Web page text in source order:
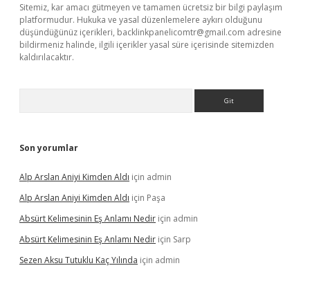
Sitemiz, kar amacı gütmeyen ve tamamen ücretsiz bir bilgi paylaşım
platformudur. Hukuka ve yasal düzenlemelere aykırı olduğunu
düşündüğünüz içerikleri, backlinkpanelicomtr@gmail.com adresine
bildirmeniz halinde, ilgili içerikler yasal süre içerisinde sitemizden
kaldırılacaktır.
Son yorumlar
Alp Arslan Aniyi Kimden Aldı için admin
Alp Arslan Aniyi Kimden Aldı için Paşa
Absürt Kelimesinin Eş Anlamı Nedir için admin
Absürt Kelimesinin Eş Anlamı Nedir için Sarp
Sezen Aksu Tutuklu Kaç Yılında için admin